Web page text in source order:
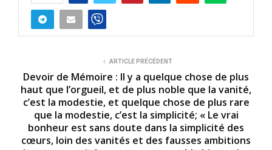
ARTICLE PRÉCÉDENT
Devoir de Mémoire : Il y a quelque chose de plus
haut que l’orgueil, et de plus noble que la vanité,
c’est la modestie, et quelque chose de plus rare
que la modestie, c’est la simplicité; « Le vrai
bonheur est sans doute dans la simplicité des
cœurs, loin des vanités et des fausses ambitions